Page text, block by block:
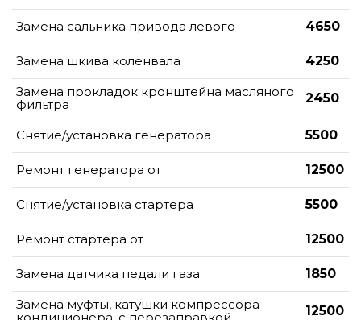
Замена сальника привода левого 4650
Замена шкива коленвала
4250
Замена прокладок кронштейна масляного
фильтра
2450
Снятие/установка генератора 5500
Ремонт генератора от 12500
Снятие/установка стартера 5500
Ремонт стартера от 12500
Замена датчика педали газа
1850
Замена муфты, катушки компрессора
12500